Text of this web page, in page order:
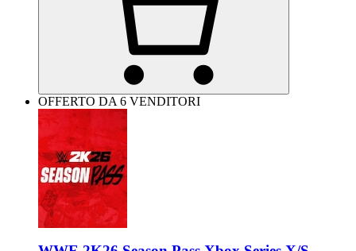
OFFERTO DA 6 VENDITORI